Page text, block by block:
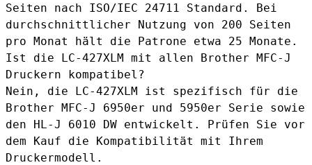
Seiten nach ISO/IEC 24711 Standard. Bei
durchschnittlicher Nutzung von 200 Seiten
pro Monat hält die Patrone etwa 25 Monate.
Ist die LC-427XLM mit allen Brother MFC-J
Druckern kompatibel?
Nein, die LC-427XLM ist spezifisch für die
Brother MFC-J 6950er und 5950er Serie sowie
den HL-J 6010 DW entwickelt. Prüfen Sie vor
dem Kauf die Kompatibilität mit Ihrem
Druckermodell.